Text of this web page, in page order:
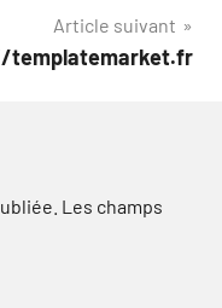
Article suivant
templatemarket.fr
Les champs